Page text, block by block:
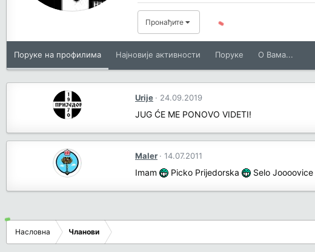
Пронађите
Поруке на профилима Најновије активности Поруке O Вама...
Urije 24.09.2019
JUG ĆE ME PONOVO VIDETI!
Maler 14.07.2011
Imam Picko Prijedorska Selo Joooovice
Насловна Чланови